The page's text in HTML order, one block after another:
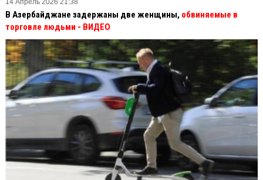
14 Апрель 2026 21:38
В Азербайджане задержаны две женщины, обвиняемые в
торговле людьми - ВИДЕО